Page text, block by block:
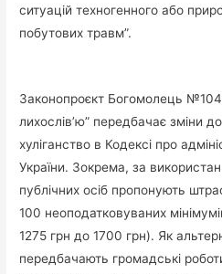
ситуацій техногенного або
побутових травм”.
Законопроєкт Богомолець
лихослів’ю” передбачає зміни
хуліганство в Кодексі про
України. Зокрема, за
публічних осіб пропонують
100 неоподатковуваних
1275 грн до 1700 грн). Як
передбачають громадські